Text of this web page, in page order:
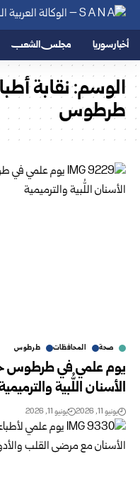
أخبار سوريا مجلس الشعب
الوسم:نقابة
طرطوس
صحة المحافظات طرطوس
يوم علمي في طرطوس
الأسنان اللُّبية
يونيو 11, 2026 يونيو 11, 2026